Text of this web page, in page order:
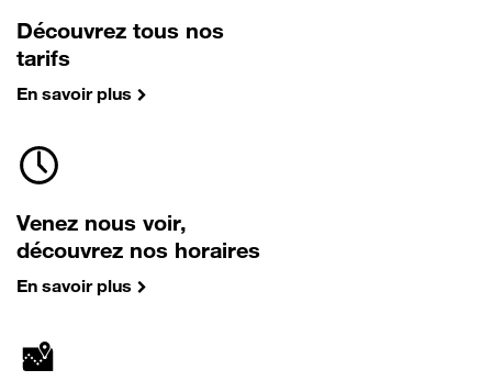
Découvrez tous nos
tarifs
En savoir plus
Venez nous voir,
découvrez nos horaires
En savoir plus